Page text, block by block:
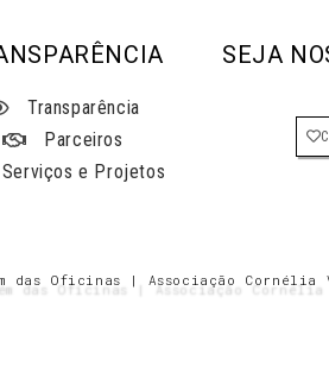
Transparência
Parceiros
Serviços e Projetos
SEJA
das Oficinas | Associação Cornélia